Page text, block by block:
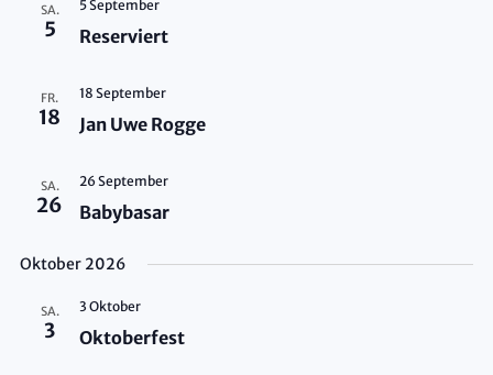
SA.
5
5 September
Reserviert
FR.
18
18 September
Jan Uwe Rogge
SA.
26
26 September
Babybasar
Oktober 2026
SA.
3
3 Oktober
Oktoberfest